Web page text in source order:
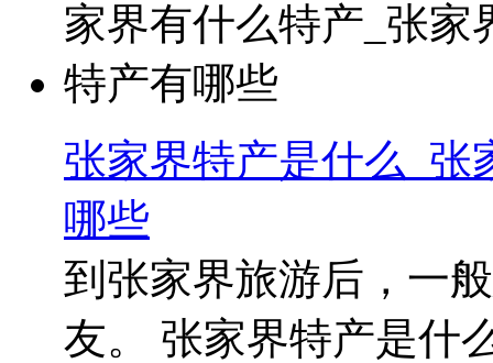
张家界特产是什么_张
哪些
到张家界旅游后，一
友。 张家界特产是什